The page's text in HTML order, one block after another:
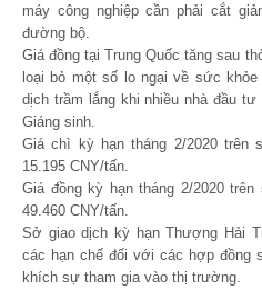
máy công nghiệp cần phải cắt
đường bộ.
Giá đồng tại Trung Quốc tăng sau
loại bỏ một số lo ngại về sức
dịch trầm lắng khi nhiều nhà đầu
Giáng sinh.
Giá chì kỳ hạn tháng 2/2020 trên
15.195 CNY/tấn.
Giá đồng kỳ hạn tháng 2/2020
49.460 CNY/tấn.
Sở giao dịch kỳ hạn Thượng Hải
các hạn chế đối với các hợp đồng
khích sự tham gia vào thị trường.